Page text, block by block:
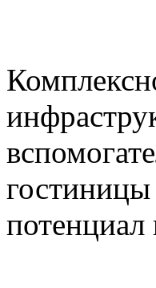
потенциал